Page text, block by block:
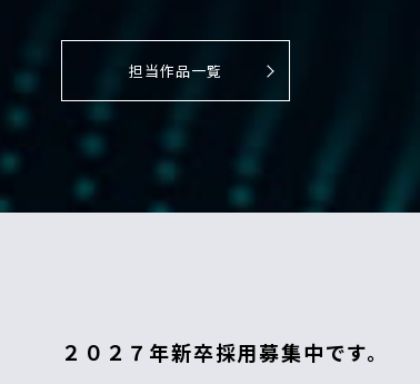
担当作品一覧
２０２７年新卒採用募集中です。